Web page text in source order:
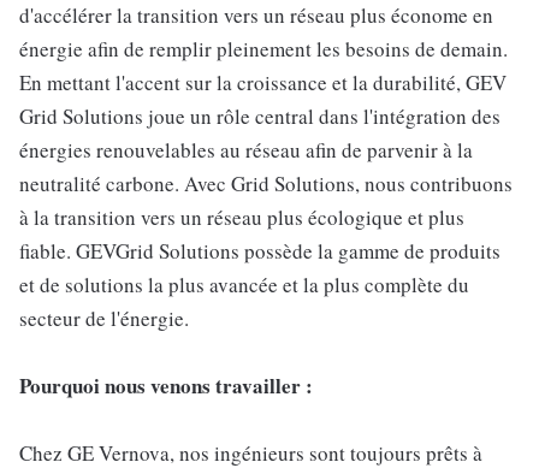
d'accélérer la transition vers un réseau plus économe en
énergie afin de remplir pleinement les besoins de demain.
En mettant l'accent sur la croissance et la durabilité, GEV
Grid Solutions joue un rôle central dans l'intégration des
énergies renouvelables au réseau afin de parvenir à la
neutralité carbone. Avec Grid Solutions, nous contribuons
à la transition vers un réseau plus écologique et plus
fiable. GEVGrid Solutions possède la gamme de produits
et de solutions la plus avancée et la plus complète du
secteur de l'énergie.
Pourquoi nous venons travailler :
Chez GE Vernova, nos ingénieurs sont toujours prêts à